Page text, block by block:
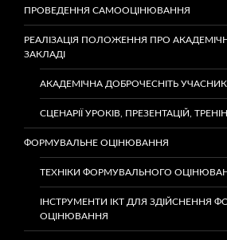
ПРОВЕДЕННЯ САМООЦІНЮВАННЯ
РЕАЛІЗАЦІЯ ПОЛОЖЕННЯ ПРО
ЗАКЛАДІ
АКАДЕМІЧНА ДОБРОЧЕСНІТЬ
СЦЕНАРІЇ УРОКІВ, ПРЕЗЕНТАЦІЙ,
ФОРМУВАЛЬНЕ ОЦІНЮВАННЯ
ТЕХНІКИ ФОРМУВАЛЬНОГО
ІНСТРУМЕНТИ ІКТ ДЛЯ ЗДІЙСНЕННЯ
ОЦІНЮВАННЯ